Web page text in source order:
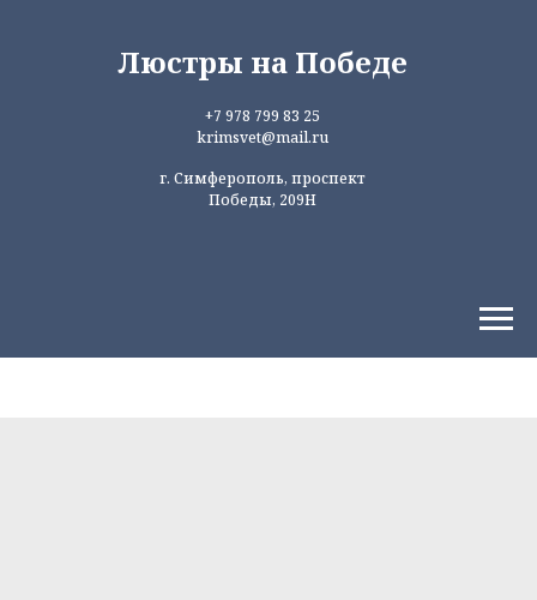
Люстры на Победе
+7 978 799 83 25
krimsvet@mail.ru
г. Симферополь, проспект
Победы, 209Н